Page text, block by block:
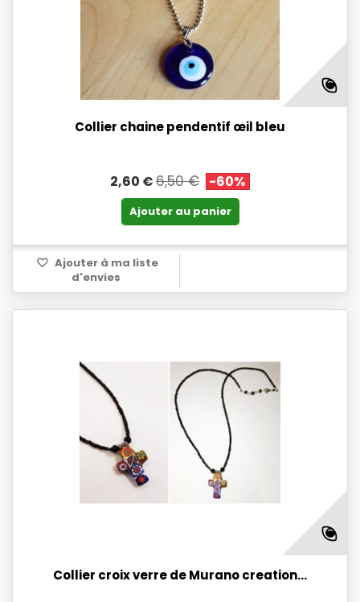
Collier chaine pendentif œil bleu
2,60 €6,50 € -60%
Ajouter au panier
Ajouter à ma liste
d'envies
Collier croix verre de Murano creation...